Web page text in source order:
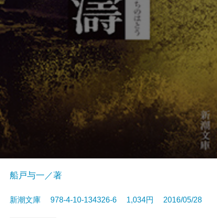
船戸与一／著
新潮文庫 978-4-10-134326-6 1,034円 2016/05/28